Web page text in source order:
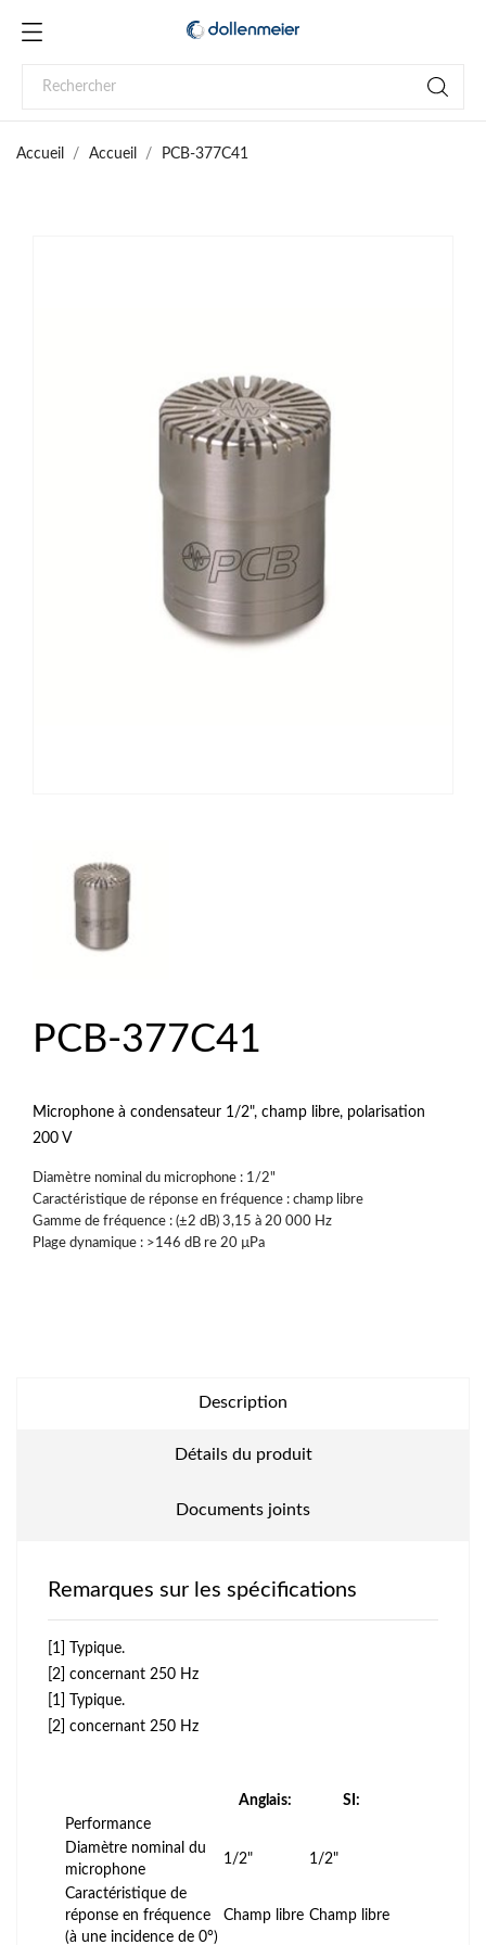
Accueil Accueil PCB-377C41
PCB-377C41
Microphone à condensateur 1/2", champ libre, polarisation
200 V
Diamètre nominal du microphone : 1/2"
Caractéristique de réponse en fréquence : champ libre
Gamme de fréquence : (±2 dB) 3,15 à 20 000 Hz
Plage dynamique : >146 dB re 20 µPa
Description
Détails du produit
Documents joints
Remarques sur les spécifications
[1] Typique.
[2] concernant 250 Hz
[1] Typique.
[2] concernant 250 Hz
Anglais:
SI:
Performance
Diamètre nominal du
microphone
1/2" 1/2"
Caractéristique de
réponse en fréquence
(à une incidence de 0°)
Champ libre Champ libre